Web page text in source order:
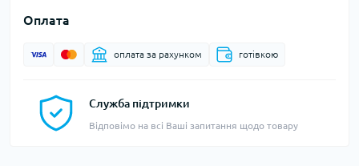
Оплата
оплата за рахунком готівкою
Служба підтримки
Відповімо на всі Ваші запитання щодо товару